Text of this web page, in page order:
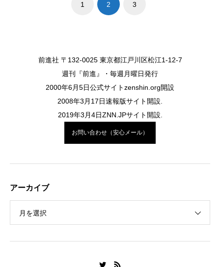
1 2 3
前進社 〒132-0025 東京都江戸川区松江1-12-7
週刊『前進』・毎週月曜日発行
2000年6月5日公式サイトzenshin.org開設
2008年3月17日速報版サイト開設.
2019年3月4日ZNN.JPサイト開設.
お問い合わせ（安心メール）
アーカイブ
月を選択